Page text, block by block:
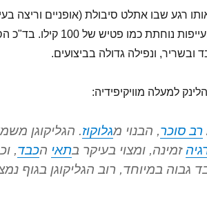
רגע שבו אתלט סיבולת (אופניים וריצה
האנרגיות, והעייפות
ובשריר, ונפילה גדולה בביצועים.
למעלה מוויקיפידיה:
רב סוכר, הבנוי מגלוקוז. הגליקוגן
זמינה, ומצוי בעיקר בתאי הכבד,
גבוה במיוחד, רוב הגליקוגן בגוף